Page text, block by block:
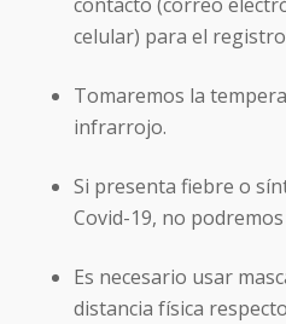
contacto (correo
celular) para el
Tomaremos la
infrarrojo.
Si presenta fiebre o
Covid-19, no
Es necesario usar
distancia física